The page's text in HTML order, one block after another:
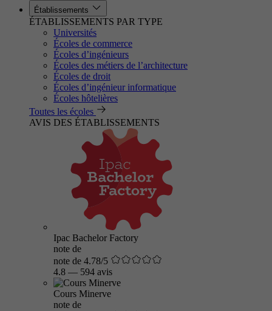
Établissements
ÉTABLISSEMENTS PAR TYPE
Universités
Écoles de commerce
Écoles d’ingénieurs
Écoles des métiers de l’architecture
Écoles de droit
Écoles d’ingénieur informatique
Écoles hôtelières
Toutes les écoles
AVIS DES ÉTABLISSEMENTS
Ipac Bachelor Factory
note de
note de 4.78/5
4.8 — 594 avis
Cours Minerve
note de